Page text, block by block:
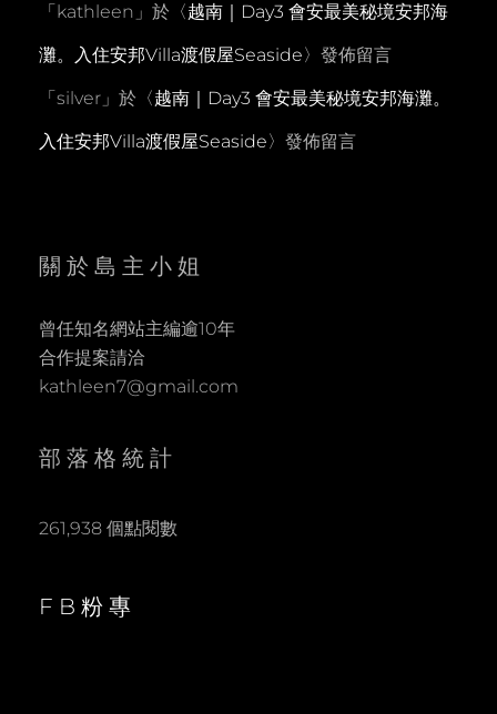
「 kathleen 」於〈越南｜Day3 會安最美秘境安邦海
灘。入住安邦Villa渡假屋Seaside〉發佈留言
「 silver 」於〈越南｜Day3 會安最美秘境安邦海灘。
入住安邦Villa渡假屋Seaside〉發佈留言
關於島主小姐
曾任知名網站主編逾10年
合作提案請洽
kathleen7@gmail.com
部落格統計
261,938 個點閱數
FB粉專